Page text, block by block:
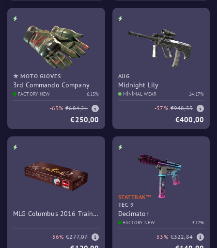
★ MOTO GLOVES
3rd Commando Company
FACTORY NEW 6.15%
-63% €684,21
€250,00
AUG
Midnight Lily
MINIMAL WEAR 14.17%
-57% €948,53
€400,00
MLG Columbus 2016 Train
-56% €277,07
STATTRAK™
TEC-9
Decimator
FACTORY NEW 3.12%
-53% €322,84